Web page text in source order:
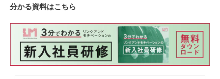
分かる資料はこちら